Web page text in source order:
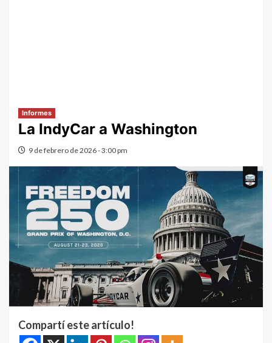
Informes
La IndyCar a Washington
9 de febrero de 2026 - 3:00 pm
Compartí este artículo!